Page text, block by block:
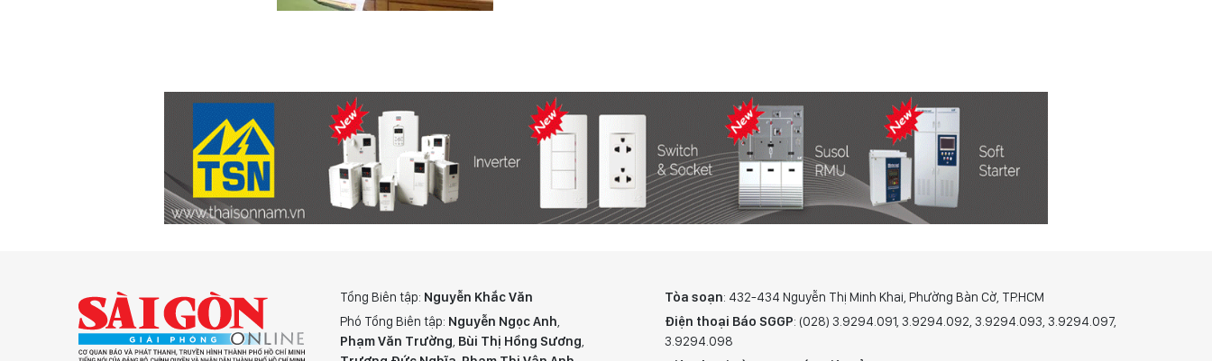
Tổng Biên tập: Nguyễn Khắc Văn
Phó Tổng Biên tập: Nguyễn Ngọc Anh,
Phạm Văn Trường, Bùi Thị Hồng Sương,
Tòa soạn: 432-434 Nguyễn Thị Minh Khai, Phường Bàn Cờ, TP.HCM
Điện thoại Báo SGGP: (028) 3.9294.091, 3.9294.092, 3.9294.093, 3.9294.097,
3.9294.098